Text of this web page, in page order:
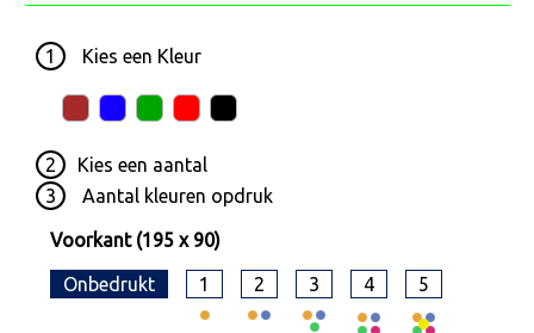
1 Kies een Kleur
2 Kies een aantal
3
Aantal kleuren opdruk
Voorkant (195 x 90)
Onbedrukt 1 2 3 4 5